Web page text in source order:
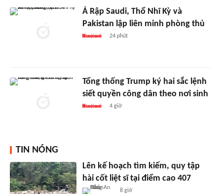
Ả Rập Saudi, Thổ Nhĩ Kỳ và
Pakistan lập liên minh phòng thủ
24 phút
Tổng thống Trump ký hai sắc lệnh
siết quyền công dân theo nơi sinh
4 giờ
TIN NÓNG
Lên kế hoạch tìm kiếm, quy tập
hài cốt liệt sĩ tại điểm cao 407
8 giờ